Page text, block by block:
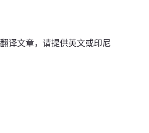
译文章，请提供英文或印尼